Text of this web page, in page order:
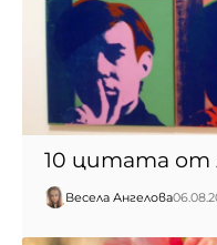
10 цитата от
Весела Ангелова